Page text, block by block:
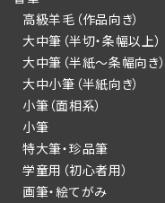
高級羊毛（作品向き）
大中筆（半切・条幅以上）
大中筆（半紙～条幅向き）
大中小筆（半紙向き）
小筆（面相系）
小筆
特大筆・珍品筆
学童用（初心者用）
画筆・絵てがみ